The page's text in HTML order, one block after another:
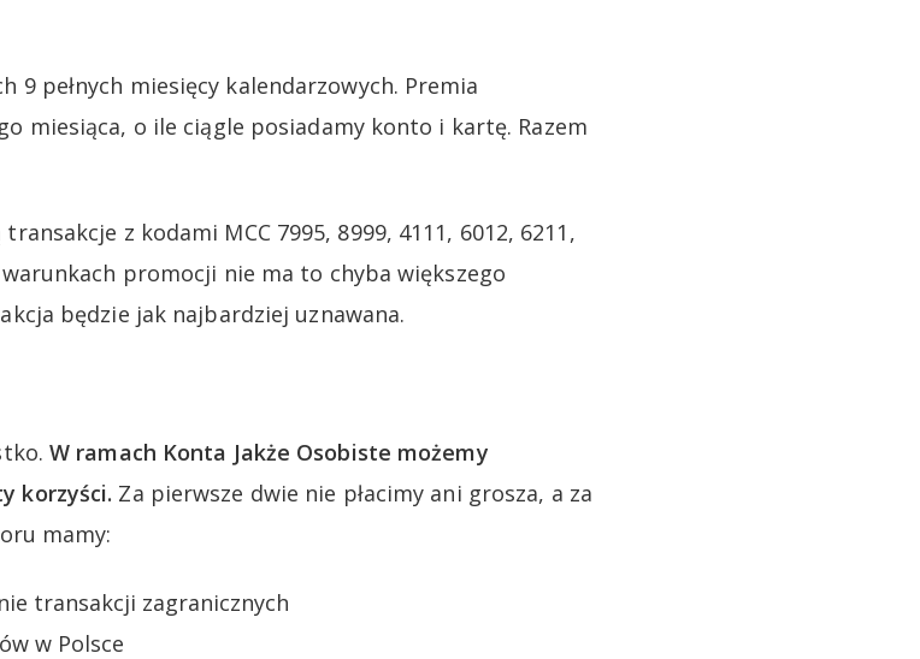
9 pełnych miesięcy kalendarzowych. Premia
miesiąca, o ile ciągle posiadamy konto i kartę. Razem
z kodami MCC 7995, 8999, 4111, 6012, 6211,
promocji nie ma to chyba większego
będzie jak najbardziej uznawana.
W ramach Konta Jakże Osobiste możemy
korzyści. Za pierwsze dwie nie płacimy ani grosza, a za
mamy:
transakcji zagranicznych
w Polsce